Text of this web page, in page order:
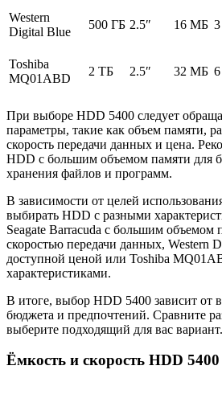
Western
Digital Blue
500 ГБ 2.5″ 16 МБ
Toshiba
MQ01ABD
2 ТБ 2.5″ 32 МБ
При выборе HDD 5400 следует
параметры, такие как объем памяти,
скорость передачи данных и цена.
HDD с большим объемом памяти для
хранения файлов и программ.
В зависимости от целей
выбирать HDD с разными
Seagate Barracuda с большим объемом
скоростью передачи данных, Western
доступной ценой или Toshiba
характеристиками.
В итоге, выбор HDD 5400 зависит от
бюджета и предпочтений. Сравните
выберите подходящий для вас вариант.
Ёмкость и скорость HDD